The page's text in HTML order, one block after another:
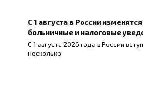
С 1 августа в России
больничные и налоговые
С 1 августа 2026 года в России
несколько